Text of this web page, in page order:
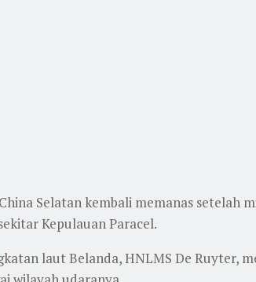
Selatan kembali memanas
Kepulauan Paracel.
laut Belanda, HNLMS De Ruyter,